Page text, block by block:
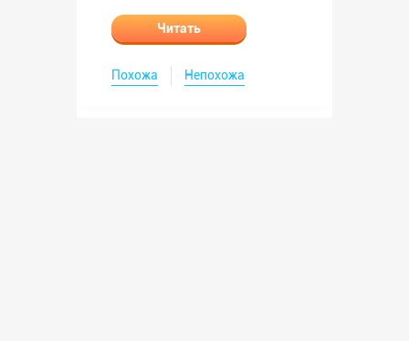
Читать
Похожа Непохожа